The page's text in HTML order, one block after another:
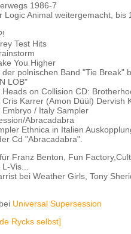
1986-7
Logic Animal weitergemacht, bis
Test Hits
You Higher
polnischen Band "Tie Break"
LOB"
on Collision CD:
Karrer (Amon Düül) Dervish
/ Italy Sampler
Abracadabra
Ethnica in Italien
Cd "Abracadabra".
Franz Benton, Fun
Vis...
bei Weather Girls, Tony
Universal Supersession
Rycks selbst]